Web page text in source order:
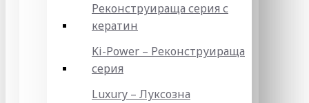
Реконструираща серия с
кератин
Ki-Power – Реконструираща
серия
Luxury – Луксозна